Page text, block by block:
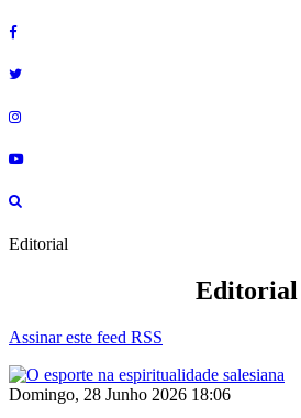
Editorial
Editorial
Assinar este feed RSS
Domingo, 28 Junho 2026 18:06